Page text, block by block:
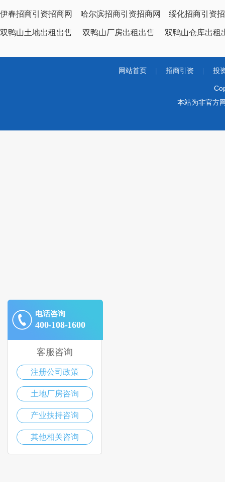
伊春招商引资招商网 哈尔滨招商引资招商网 绥化招商引资
双鸭山土地出租出售 双鸭山厂房出租出售 双鸭山仓库出租
网站首页 招商引资 投
本站为非官方
电话咨询
400-108-1600
客服咨询
注册公司政策
土地厂房咨询
产业扶持咨询
其他相关咨询